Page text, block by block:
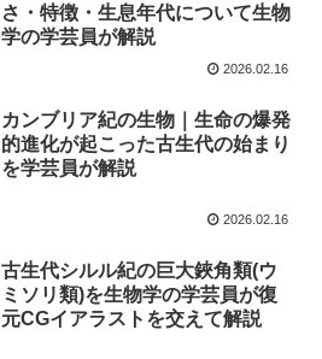
さ・特徴・生息年代について生物
学の学芸員が解説
2026.02.16
カンブリア紀の生物｜生命の爆発
的進化が起こった古生代の始まり
を学芸員が解説
2026.02.16
古生代シルル紀の巨大鋏角類(ウ
ミソリ類)を生物学の学芸員が復
元CGイアラストを交えて解説